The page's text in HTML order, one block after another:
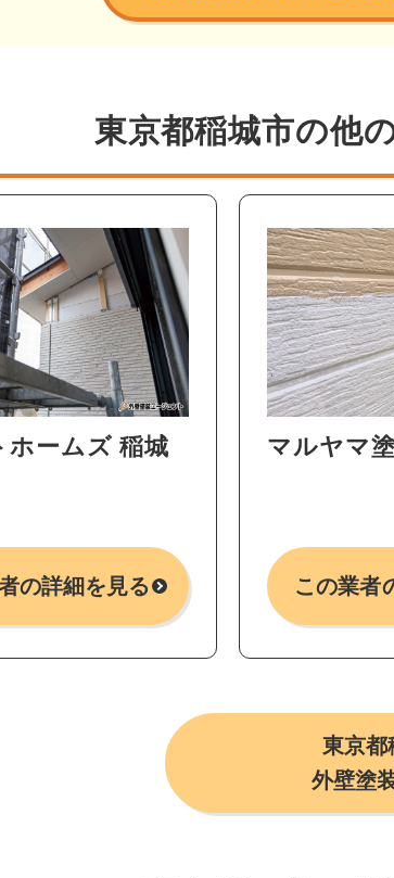
東京都稲城市の他
ホームズ 稲城
の詳細を見る
マルヤマ
この業者
東京都
外壁塗